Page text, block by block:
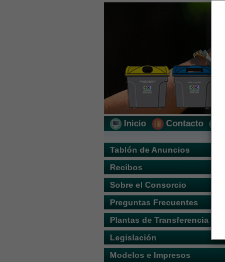
Inicio Contacto
Tablón de Anuncios
Recibos
Sobre el Consorcio
Preguntas Frecuentes
Plantas de Transferencia
Legislación
Modelos e Impresos